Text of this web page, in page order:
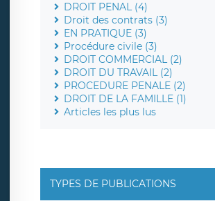
DROIT PENAL (4)
Droit des contrats (3)
EN PRATIQUE (3)
Procédure civile (3)
DROIT COMMERCIAL (2)
DROIT DU TRAVAIL (2)
PROCEDURE PENALE (2)
DROIT DE LA FAMILLE (1)
Articles les plus lus
TYPES DE PUBLICATIONS